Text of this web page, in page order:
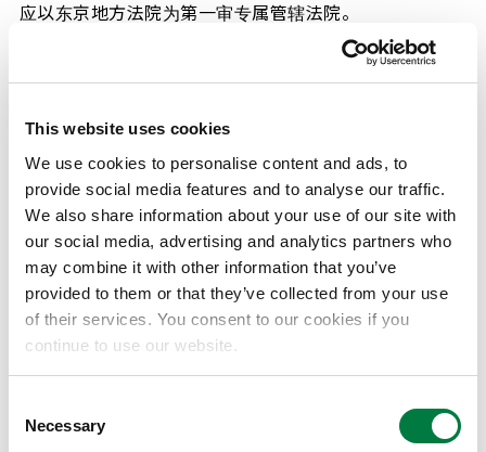
This website uses cookies
We use cookies to personalise content and ads, to
provide social media features and to analyse our traffic.
We also share information about your use of our site with
our social media, advertising and analytics partners who
may combine it with other information that you’ve
provided to them or that they’ve collected from your use
of their services. You consent to our cookies if you
continue to use our website.
Selection
Necessary
应以东京地方法院为第一审专属管辖法院。
另外，对于客户向三井化学网站提交的咨询问题，三井化
况，做出的最适宜的答复。客户不得将该答复的一部分或
者全部内容用于或者转用于其他目的。
8.关于推荐环境
推荐的浏览器
本网站。